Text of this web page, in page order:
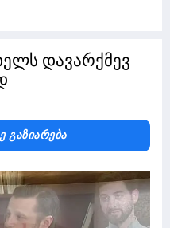
დავარქმევ
Გაზიარება